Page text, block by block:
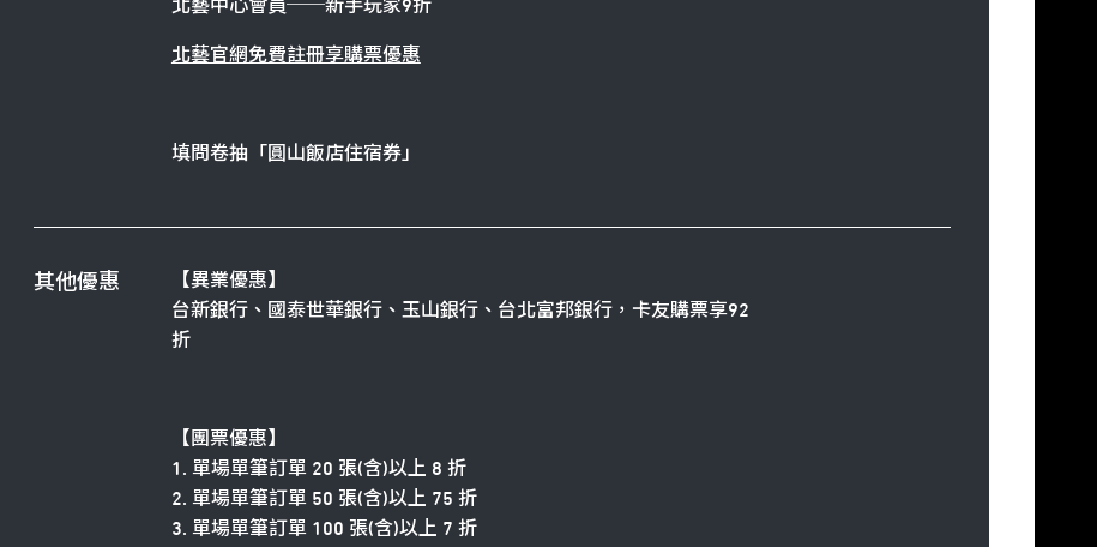
北藝中心會員──新手玩家9折
北藝官網免費註冊享購票優惠
填問卷抽「圓山飯店住宿券」
其他優惠
【異業優惠】
台新銀行、國泰世華銀行、玉山銀行、台北富邦銀行，卡友購票享92
折
【團票優惠】
1. 單場單筆訂單 20 張(含)以上 8 折
2. 單場單筆訂單 50 張(含)以上 75 折
3. 單場單筆訂單 100 張(含)以上 7 折